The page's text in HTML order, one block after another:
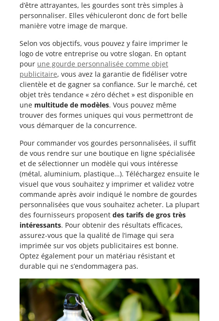
d’être attrayantes, les gourdes sont très simples à
personnaliser. Elles véhiculeront donc de fort belle
manière votre image de marque.
Selon vos objectifs, vous pouvez y faire imprimer le
logo de votre entreprise ou votre slogan. En optant
pour une gourde personnalisée comme objet
publicitaire, vous avez la garantie de fidéliser votre
clientèle et de gagner sa confiance. Sur le marché, cet
objet très tendance « zéro déchet » est disponible en
une multitude de modèles. Vous pouvez même
trouver des formes uniques qui vous permettront de
vous démarquer de la concurrence.
Pour commander vos gourdes personnalisées, il suffit
de vous rendre sur une boutique en ligne spécialisée
et de sélectionner un modèle qui vous intéresse
(métal, aluminium, plastique…). Téléchargez ensuite le
visuel que vous souhaitez y imprimer et validez votre
commande après avoir indiqué le nombre de gourdes
personnalisées que vous souhaitez acheter. La plupart
des fournisseurs proposent des tarifs de gros très
intéressants. Pour obtenir des résultats efficaces,
assurez-vous que la qualité de l’image qui sera
imprimée sur vos objets publicitaires est bonne.
Optez également pour un matériau résistant et
durable qui ne s’endommagera pas.